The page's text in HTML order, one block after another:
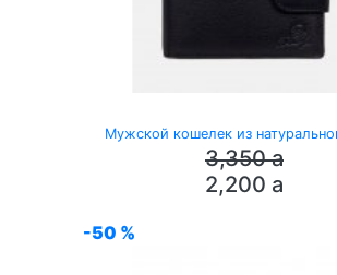
Мужской кошелек из
3,350a
2,200 a
-50 %